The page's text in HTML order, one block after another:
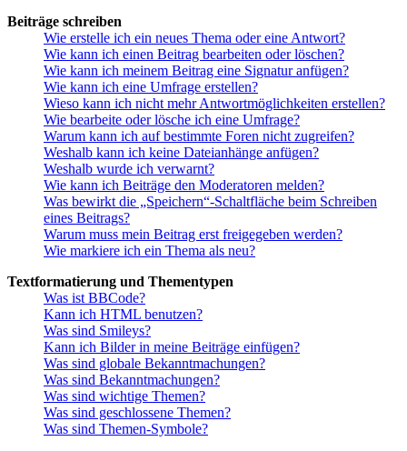
Beiträge schreiben
Wie erstelle ich ein neues Thema oder eine Antwort?
Wie kann ich einen Beitrag bearbeiten oder löschen?
Wie kann ich meinem Beitrag eine Signatur anfügen?
Wie kann ich eine Umfrage erstellen?
Wieso kann ich nicht mehr Antwortmöglichkeiten erstellen?
Wie bearbeite oder lösche ich eine Umfrage?
Warum kann ich auf bestimmte Foren nicht zugreifen?
Weshalb kann ich keine Dateianhänge anfügen?
Weshalb wurde ich verwarnt?
Wie kann ich Beiträge den Moderatoren melden?
Was bewirkt die „Speichern“-Schaltfläche beim Schreiben
eines Beitrags?
Warum muss mein Beitrag erst freigegeben werden?
Wie markiere ich ein Thema als neu?
Textformatierung und Thementypen
Was ist BBCode?
Kann ich HTML benutzen?
Was sind Smileys?
Kann ich Bilder in meine Beiträge einfügen?
Was sind globale Bekanntmachungen?
Was sind Bekanntmachungen?
Was sind wichtige Themen?
Was sind geschlossene Themen?
Was sind Themen-Symbole?